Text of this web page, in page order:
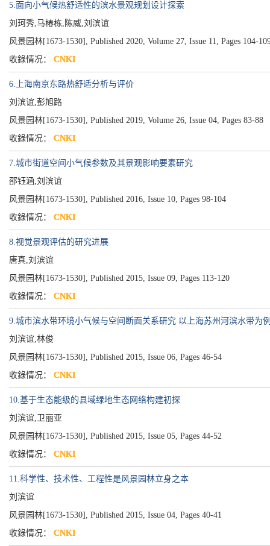
5.面向小气候热舒适性的滨水景观规划设计探索
刘珂秀,马椿栋,陈威,刘滨谊
风景园林[1673-1530], Published 2020, Volume 27, Issue 11, Pages 104-
收錄情况： CNKI
6.上海南京东路热舒适分析与评价
刘滨谊,彭旭路
风景园林[1673-1530], Published 2019, Volume 26, Issue 04, Pages 83-88
收錄情况： CNKI
7.城市街道空间小气候参数及其景观影响要素研究
邵钰涵,刘滨谊
风景园林[1673-1530], Published 2016, Issue 10, Pages 98-104
收錄情况： CNKI
8.视觉景观评估的研究进展
唐真,刘滨谊
风景园林[1673-1530], Published 2015, Issue 09, Pages 113-120
收錄情况： CNKI
9.城市滨水带环境小气候与空间断面关系研究 以上海苏州河滨水带为
刘滨谊,林俊
风景园林[1673-1530], Published 2015, Issue 06, Pages 46-54
收錄情况： CNKI
10.基于生态能级的县域绿地生态网络构建初探
刘滨谊,卫丽亚
风景园林[1673-1530], Published 2015, Issue 05, Pages 44-52
收錄情况： CNKI
11.科学性、技术性、工程性是风景园林立身之本
刘滨谊
风景园林[1673-1530], Published 2015, Issue 04, Pages 40-41
收錄情况： CNKI